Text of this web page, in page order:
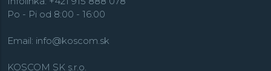
Po - Pi od 8:00 - 16:00
Email: info@koscom.sk
KOSCOM SK s.r.o.